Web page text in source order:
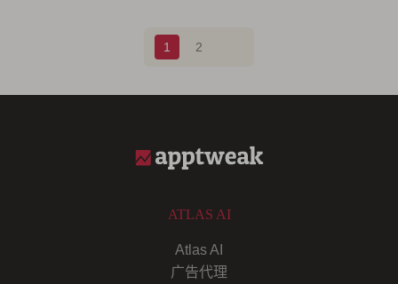
1 2
ATLAS AI
Atlas AI
广告代理